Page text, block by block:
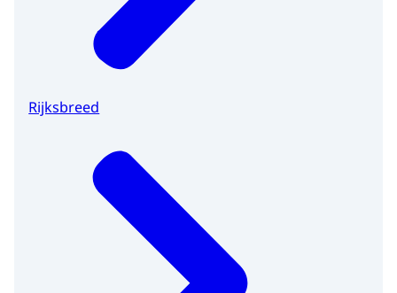
Rijksbreed